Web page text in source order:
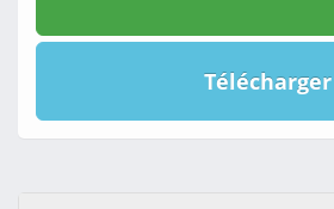
Télécharger